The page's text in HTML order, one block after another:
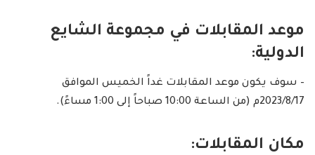
موعد المقابلات في مجموعة الشايع
الدولية:
– سوف يكون موعد المقابلات غداً الخميس الموافق
2023/8/17م (من الساعة 10:00 صباحاً إلى 1:00 مساءً).
مكان المقابلات: